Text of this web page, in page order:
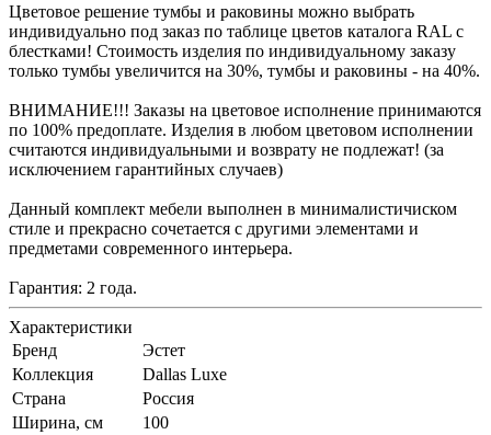
Цветовое решение тумбы и раковины можно выбрать
индивидуально под заказ по таблице цветов каталога RAL с
блестками! Стоимость изделия по индивидуальному заказу
только тумбы увеличится на 30%, тумбы и раковины - на 40%.
ВНИМАНИЕ!!! Заказы на цветовое исполнение принимаются
по 100% предоплате. Изделия в любом цветовом исполнении
считаются индивидуальными и возврату не подлежат! (за
исключением гарантийных случаев)
Данный комплект мебели выполнен в минималистичиском
стиле и прекрасно сочетается с другими элементами и
предметами современного интерьера.
Гарантия: 2 года.
Характеристики
Бренд
Эстет
Коллекция
Dallas Luxe
Страна
Россия
Ширина, см
100